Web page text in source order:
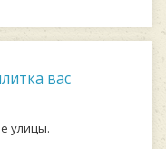
вас
улицы.